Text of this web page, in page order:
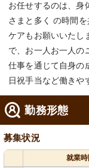
お任せするのは、身
さまと多く の時間
ケアもお願いいたし
で、お一人お一人の
仕事を通じて自身の
日祝手当など働きや
勤務形態
募集状況
就業時